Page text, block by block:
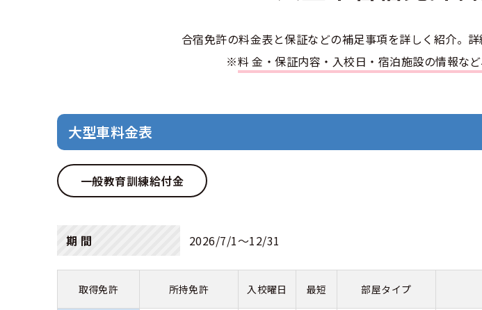
大特
普通二種
こだわり、テーマから探す
360度パノラマ教習所
合宿免許一日の過ごし方
保護者の方へ
合宿に関わる料金について
合宿免許 体験談・口コミ
合宿免許 よくある質問
冬・雪国の合宿免許は大丈夫？
全国の運転免許試験場(免許センター)
登録商標
入校申
けん引
合宿免許の料金表と保証などの補足事項を詳しく紹介。
※
料金・保証内容・入校日・宿泊施設の情報な
大型車料金表
一般教育訓練給付金
期 間 2026/7/1〜12/31
取得免許 所持免許 入校曜日 最短 部屋タイプ